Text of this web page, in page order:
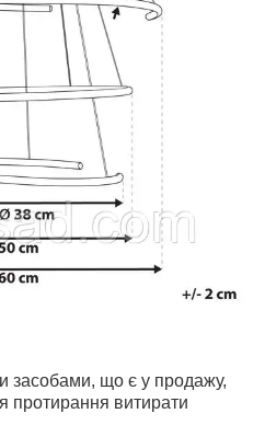
засобами, що є у продажу,
протирання витирати